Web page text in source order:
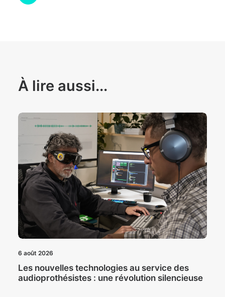
À lire aussi...
6 août 2026
Les nouvelles technologies au service des
audioprothésistes : une révolution silencieuse